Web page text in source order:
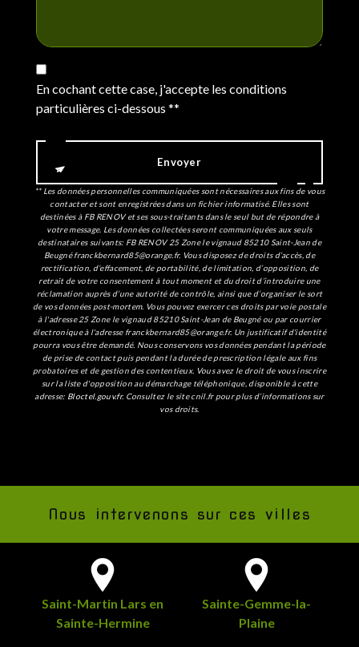
En cochant cette case, j'accepte les conditions
particulières ci-dessous **
Envoyer
** Les données personnelles communiquées sont nécessaires aux fins de vous
contacter et sont enregistrées dans un fichier informatisé. Elles sont
destinées à FB RENOV et ses sous-traitants dans le seul but de répondre à
votre message. Les données collectées seront communiquées aux seuls
destinataires suivants: FB RENOV 25 Zone le vignaud 85210 Saint-Jean de
Beugné franckbernard85@orange.fr. Vous disposez de droits d’accès, de
rectification, d’effacement, de portabilité, de limitation, d’opposition, de
retrait de votre consentement à tout moment et du droit d’introduire une
réclamation auprès d’une autorité de contrôle, ainsi que d’organiser le sort
de vos données post-mortem. Vous pouvez exercer ces droits par voie postale
à l'adresse 25 Zone le vignaud 85210 Saint-Jean de Beugné ou par courrier
électronique à l'adresse franckbernard85@orange.fr. Un justificatif d'identité
pourra vous être demandé. Nous conservons vos données pendant la période
de prise de contact puis pendant la durée de prescription légale aux fins
probatoires et de gestion des contentieux. Vous avez le droit de vous inscrire
sur la liste d'opposition au démarchage téléphonique, disponible à cette
adresse: Bloctel.gouv.fr. Consultez le site cnil.fr pour plus d’informations sur
vos droits.
Nous intervenons sur ces villes
Saint-Martin Lars en
Sainte-Hermine
Sainte-Gemme-la-
Plaine